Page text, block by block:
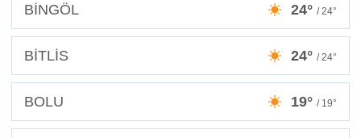
BİNGÖL 24° / 24°
BİTLİS 24° / 24°
BOLU 19° / 19°